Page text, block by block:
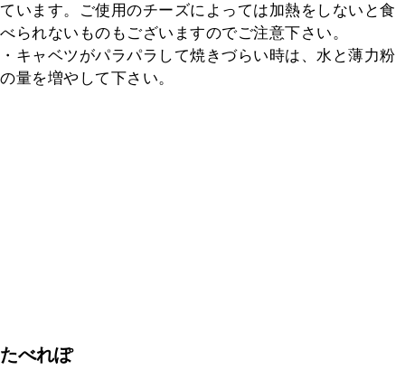
ています。ご使用のチーズによっては加熱をしないと食
べられないものもございますのでご注意下さい。
・キャベツがパラパラして焼きづらい時は、水と薄力粉
の量を増やして下さい。
たべれぽ